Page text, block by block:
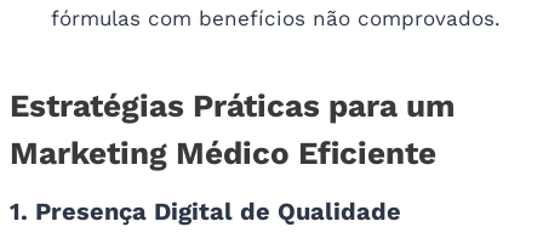
fórmulas com benefícios não comprovados.
Estratégias Práticas para um
Marketing Médico Eficiente
1. Presença Digital de Qualidade